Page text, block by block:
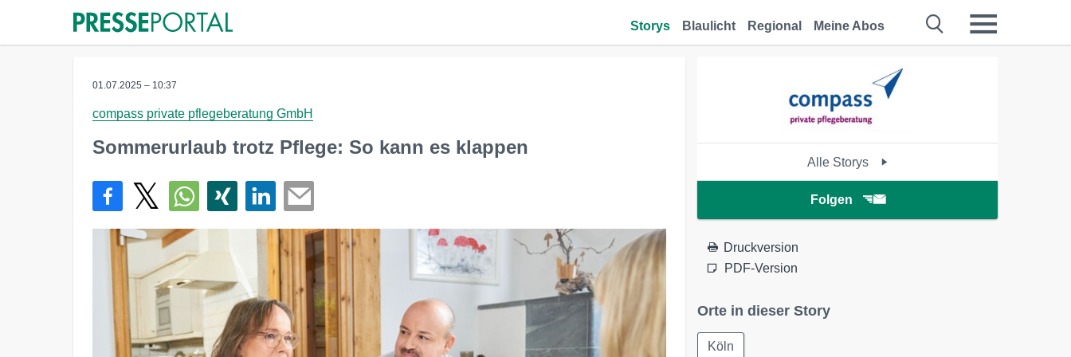
Storys Blaulicht Regional Meine Abos
01.07.2025 – 10:37
compass private pflegeberatung GmbH
Sommerurlaub trotz Pflege: So kann es klappen
Alle Storys
Folgen
Druckversion
PDF-Version
Orte in dieser Story
Köln